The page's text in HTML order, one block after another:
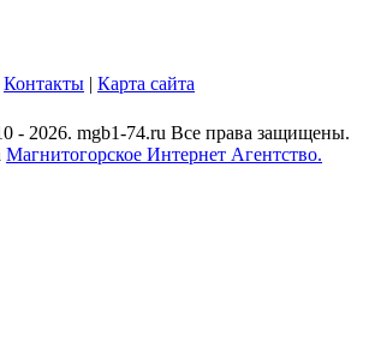
Контакты | Карта сайта
- 2026. mgb1-74.ru Все права защищены.
Магнитогорское Интернет Агентство.